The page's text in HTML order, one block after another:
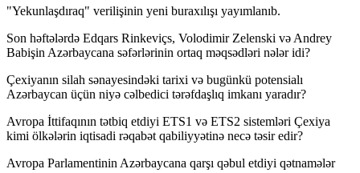
"Yekunlaşdıraq" verilişinin yeni buraxılışı yayımlanıb.
Son həftələrdə Edqars Rinkeviçs, Volodimir Zelenski və Andrey
Babişin Azərbaycana səfərlərinin ortaq məqsədləri nələr idi?
Çexiyanın silah sənayesindəki tarixi və bugünkü potensialı
Azərbaycan üçün niyə cəlbedici tərəfdaşlıq imkanı yaradır?
Avropa İttifaqının tətbiq etdiyi ETS1 və ETS2 sistemləri Çexiya
kimi ölkələrin iqtisadi rəqabət qabiliyyətinə necə təsir edir?
Avropa Parlamentinin Azərbaycana qarşı qəbul etdiyi qətnamələr